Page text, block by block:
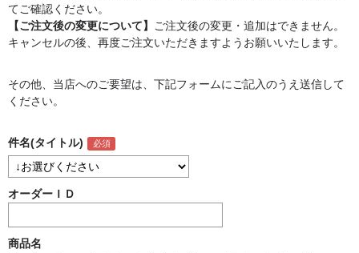
てご確認ください。
【ご注文後の変更について】 ご注文後の変更・追加はできません。
キャンセルの後、再度ご注文いただきますようお願いいたします。
その他、当店へのご要望は、下記フォームにご記入のうえ送信して
ください。
件名(タイトル)
オーダーＩＤ
商品名